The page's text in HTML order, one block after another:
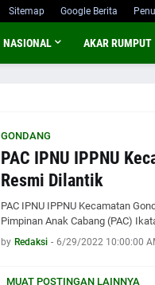
Sitemap Google Berita
NASIONAL AKAR RUMPUT
GONDANG
PAC IPNU IPPNU
Resmi Dilantik
PAC IPNU IPPNU Kecamatan
Pimpinan Anak Cabang (PAC)
by Redaksi - 6/29/2022 10:00:00
MUAT POSTINGAN LAINNYA